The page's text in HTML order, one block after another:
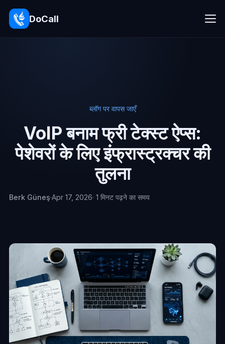
DoCall
ब्लॉग पर वापस जाएँ
VoIP बनाम फ्री टेक्स्ट ऐप्स:
पेशेवरों के लिए इंफ्रास्ट्रक्चर की
तुलना
Berk Güneş·Apr 17, 2026· 1 मिनट पढ़ने का समय